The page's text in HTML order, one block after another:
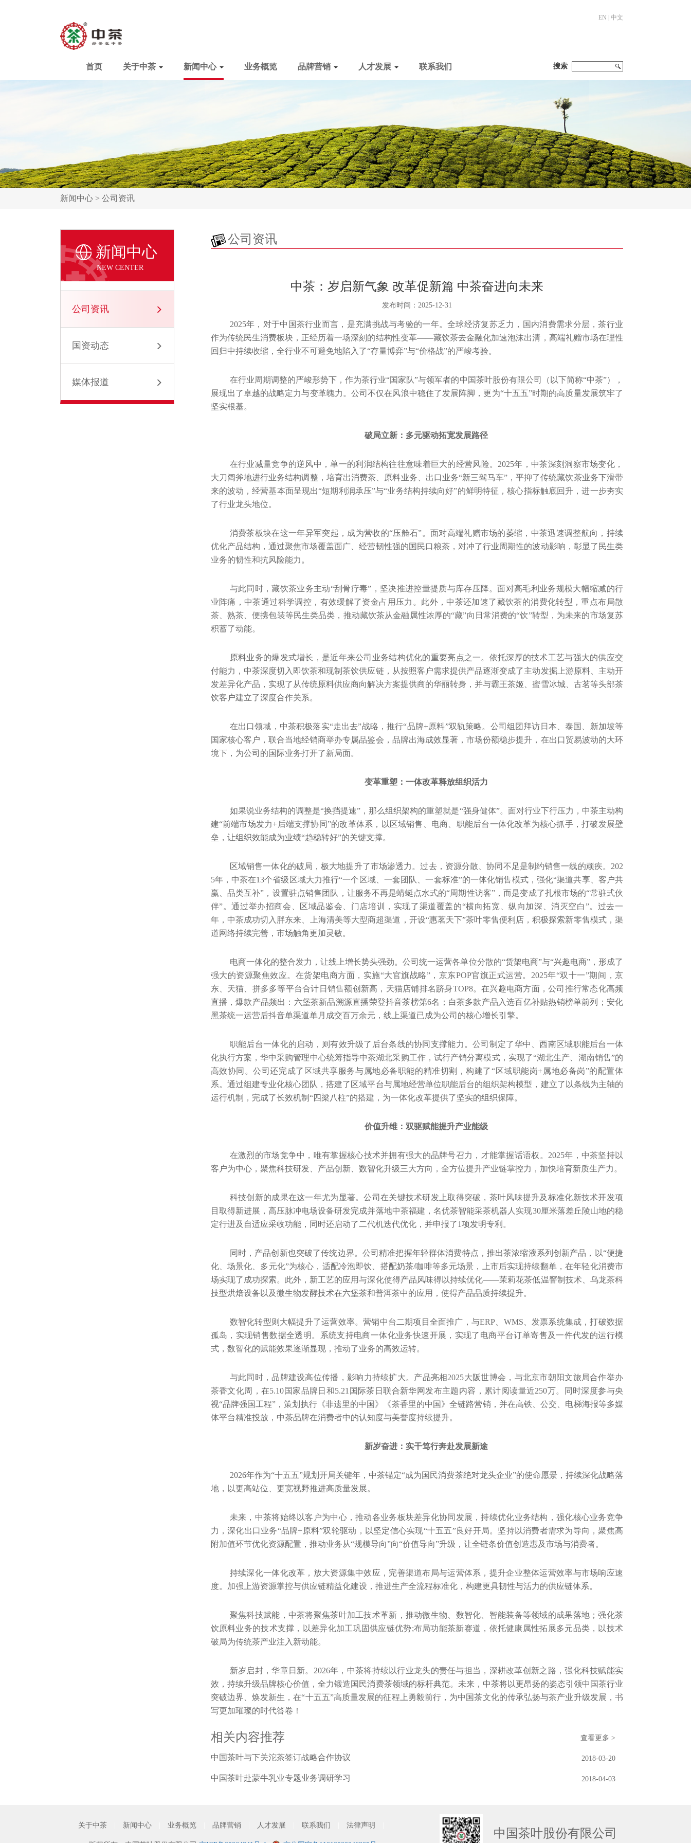
EN 中文
首页 关于中茶 新闻中心 业务概览 品牌营销 人才发展 联系我们 搜索
新闻中心 > 公司资讯
新闻中心
NEW CENTER
公司资讯
国资动态
媒体报道
公司资讯
中茶：岁启新气象 改革促新篇 中茶奋进向未来
发布时间： 2025-12-31
2025年，对于中国茶行业而言，是充满挑战与考验的一年。全球经济复苏乏力，国内消费需求分层，茶行业
作为传统民生消费板块，正经历着一场深刻的结构性变革——藏饮茶去金融化加速泡沫出清，高端礼赠市场在理性
回归中持续收缩，全行业不可避免地陷入了“存量博弈”与“价格战”的严峻考验。
在行业周期调整的严峻形势下，作为茶行业“国家队”与领军者的中国茶叶股份有限公司（以下简称“中茶”），
展现出了卓越的战略定力与变革魄力。公司不仅在风浪中稳住了发展阵脚，更为“十五五”时期的高质量发展筑牢了
坚实根基。
破局立新：多元驱动拓宽发展路径
在行业减量竞争的逆风中，单一的利润结构往往意味着巨大的经营风险。 2025年，中茶深刻洞察市场变化，
大刀阔斧地进行业务结构调整，培育出消费茶、原料业务、出口业务“新三驾马车”，平抑了传统藏饮茶业务下滑带
来的波动，经营基本面呈现出“短期利润承压”与“业务结构持续向好”的鲜明特征，核心指标触底回升，进一步夯实
了行业龙头地位。
消费茶板块在这一年异军突起，成为营收的“压舱石”。面对高端礼赠市场的萎缩，中茶迅速调整航向，持续
优化产品结构，通过聚焦市场覆盖面广、经营韧性强的国民口粮茶，对冲了行业周期性的波动影响，彰显了民生类
业务的韧性和抗风险能力。
与此同时，藏饮茶业务主动“刮骨疗毒”，坚决推进控量提质与库存压降。面对高毛利业务规模大幅缩减的行
业阵痛，中茶通过科学调控，有效缓解了资金占用压力。此外，中茶还加速了藏饮茶的消费化转型，重点布局散
茶、熟茶、便携包装等民生类品类，推动藏饮茶从金融属性浓厚的“藏”向日常消费的“饮”转型，为未来的市场复苏
积蓄了动能。
原料业务的爆发式增长，是近年来公司业务结构优化的重要亮点之一。依托深厚的技术工艺与强大的供应交
付能力，中茶深度切入即饮茶和现制茶饮供应链，从按照客户需求提供产品逐渐变成了主动发掘上游原料、主动开
发差异化产品，实现了从传统原料供应商向解决方案提供商的华丽转身，并与霸王茶姬、蜜雪冰城、古茗等头部茶
饮客户建立了深度合作关系。
在出口领域，中茶积极落实“走出去”战略，推行“品牌+原料”双轨策略。公司组团拜访日本、泰国、新加坡等
国家核心客户，联合当地经销商举办专属品鉴会，品牌出海成效显著，市场份额稳步提升，在出口贸易波动的大环
境下，为公司的国际业务打开了新局面。
变革重塑：一体改革释放组织活力
如果说业务结构的调整是“换挡提速”，那么组织架构的重塑就是“强身健体”。面对行业下行压力，中茶主动构
建“前端市场发力+后端支撑协同”的改革体系，以区域销售、电商、职能后台一体化改革为核心抓手，打破发展壁
垒，让组织效能成为业绩“趋稳转好”的关键支撑。
区域销售一体化的破局，极大地提升了市场渗透力。过去，资源分散、协同不足是制约销售一线的顽疾。 202
5年，中茶在13个省级区域大力推行“一个区域、一套团队、一套标准”的一体化销售模式，强化“渠道共享、客户共
赢、品类互补”，设置驻点销售团队，让服务不再是蜻蜓点水式的“周期性访客”，而是变成了扎根市场的“常驻式伙
伴”。通过举办招商会、区域品鉴会、门店培训，实现了渠道覆盖的“横向拓宽、纵向加深、消灭空白”。过去一
年，中茶成功切入胖东来、上海清美等大型商超渠道，开设“惠茗天下”茶叶零售便利店，积极探索新零售模式，渠
道网络持续完善，市场触角更加灵敏。
电商一体化的整合发力，让线上增长势头强劲。公司统一运营各单位分散的“货架电商”与“兴趣电商”，形成了
强大的资源聚焦效应。在货架电商方面，实施“大官旗战略”，京东POP官旗正式运营。 2025年“双十一”期间，京
东、天猫、拼多多等平台合计日销售额创新高，天猫店铺排名跻身TOP8。在兴趣电商方面，公司推行常态化高频
直播，爆款产品频出：六堡茶新品溯源直播荣登抖音茶榜第6名；白茶多款产品入选百亿补贴热销榜单前列；安化
黑茶统一运营后抖音单渠道单月成交百万余元，线上渠道已成为公司的核心增长引擎。
职能后台一体化的启动，则有效升级了后台条线的协同支撑能力。公司制定了华中、西南区域职能后台一体
化执行方案，华中采购管理中心统筹指导中茶湖北采购工作，试行产销分离模式，实现了“湖北生产、湖南销售”的
高效协同。公司还完成了区域共享服务与属地必备职能的精准切割，构建了“区域职能岗+属地必备岗”的配置体
系。通过组建专业化核心团队，搭建了区域平台与属地经营单位职能后台的组织架构模型，建立了以条线为主轴的
运行机制，完成了长效机制“四梁八柱”的搭建，为一体化改革提供了坚实的组织保障。
价值升维：双驱赋能提升产业能级
在激烈的市场竞争中，唯有掌握核心技术并拥有强大的品牌号召力，才能掌握话语权。 2025年，中茶坚持以
客户为中心，聚焦科技研发、产品创新、数智化升级三大方向，全方位提升产业链掌控力，加快培育新质生产力。
科技创新的成果在这一年尤为显著。公司在关键技术研发上取得突破，茶叶风味提升及标准化新技术开发项
目取得新进展，高压脉冲电场设备研发完成并落地中茶福建，名优茶智能采茶机器人实现30厘米落差丘陵山地的稳
定行进及自适应采收功能，同时还启动了二代机迭代优化，并申报了1项发明专利。
同时，产品创新也突破了传统边界。公司精准把握年轻群体消费特点，推出茶浓缩液系列创新产品，以“便捷
化、场景化、多元化”为核心，适配冷泡即饮、搭配奶茶/咖啡等多元场景，上市后实现持续翻单，在年轻化消费市
场实现了成功探索。此外，新工艺的应用与深化使得产品风味得以持续优化——茉莉花茶低温窨制技术、乌龙茶科
技型烘焙设备以及微生物发酵技术在六堡茶和普洱茶中的应用，使得产品品质持续提升。
数智化转型则大幅提升了运营效率。营销中台二期项目全面推广，与ERP WMS 、发票系统集成，打破数据
孤岛，实现销售数据全透明。系统支持电商一体化业务快速开展，实现了电商平台订单寄售及一件代发的运行模
式，数智化的赋能效果逐渐显现，推动了业务的高效运转。
与此同时，品牌建设高位传播，影响力持续扩大。产品亮相2025大阪世博会，与北京市朝阳文旅局合作举办
茶香文化周，在5.10国家品牌日和5.21 国际茶日联合新华网发布主题内容，累计阅读量近250万。同时深度参与央
视“品牌强国工程”，策划执行《非遗里的中国》《茶香里的中国》全链路营销，并在高铁、公交、电梯海报等多媒
体平台精准投放，中茶品牌在消费者中的认知度与美誉度持续提升。
新岁奋进：实干笃行奔赴发展新途
2026年作为“十五五”规划开局关键年，中茶锚定“成为国民消费茶绝对龙头企业”的使命愿景，持续深化战略落
地，以更高站位、更宽视野推进高质量发展。
未来，中茶将始终以客户为中心，推动各业务板块差异化协同发展，持续优化业务结构，强化核心业务竞争
力，深化出口业务“品牌+原料”双轮驱动，以坚定信心实现“十五五”良好开局。坚持以消费者需求为导向，聚焦高
附加值环节优化资源配置，推动业务从“规模导向”向“价值导向”升级，让全链条价值创造惠及市场与消费者。
持续深化一体化改革，放大资源集中效应，完善渠道布局与运营体系，提升企业整体运营效率与市场响应速
度。加强上游资源掌控与供应链精益化建设，推进生产全流程标准化，构建更具韧性与活力的供应链体系。
聚焦科技赋能，中茶将聚焦茶叶加工技术革新，推动微生物、数智化、智能装备等领域的成果落地；强化茶
饮原料业务的技术支撑，以差异化加工巩固供应链优势;布局功能茶新赛道，依托健康属性拓展多元品类，以技术
破局为传统茶产业注入新动能。
新岁启封，华章日新。 2026年，中茶将持续以行业龙头的责任与担当，深耕改革创新之路，强化科技赋能实
效，持续升级品牌核心价值，全力锻造国民消费茶领域的标杆典范。未来，中茶将以更昂扬的姿态引领中国茶行业
突破边界、焕发新生，在“十五五”高质量发展的征程上勇毅前行，为中国茶文化的传承弘扬与茶产业升级发展，书
写更加璀璨的时代答卷！
相关内容推荐 查看更多 >
中国茶叶与下关沱茶签订战略合作协议 2018-03-20
中国茶叶赴蒙牛乳业专题业务调研学习 2018-04-03
中国茶叶股份有限公司
关于中茶 新闻中心 业务概览 品牌营销 人才发展 联系我们 法律声明